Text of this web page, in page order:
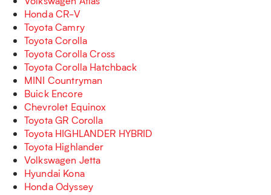
Honda CR-V
Toyota Camry
Toyota Corolla
Toyota Corolla Cross
Toyota Corolla Hatchback
MINI Countryman
Buick Encore
Chevrolet Equinox
Toyota GR Corolla
Toyota HIGHLANDER HYBRID
Toyota Highlander
Volkswagen Jetta
Hyundai Kona
Honda Odyssey